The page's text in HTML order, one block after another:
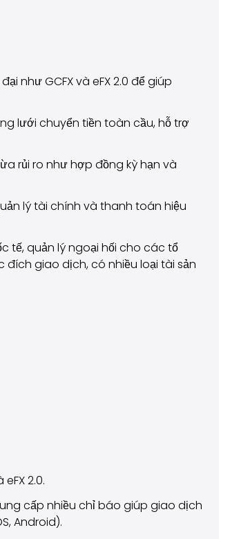
như GCFX và eFX 2.0 để giúp
lưới chuyển tiền toàn cầu, hỗ trợ
rủi ro như hợp đồng kỳ hạn và
lý tài chính và thanh toán hiệu
tế, quản lý ngoại hối cho các tổ
đích giao dịch, có nhiều loại tài sản
2.0.
cấp nhiều chỉ báo giúp giao dịch
Android).